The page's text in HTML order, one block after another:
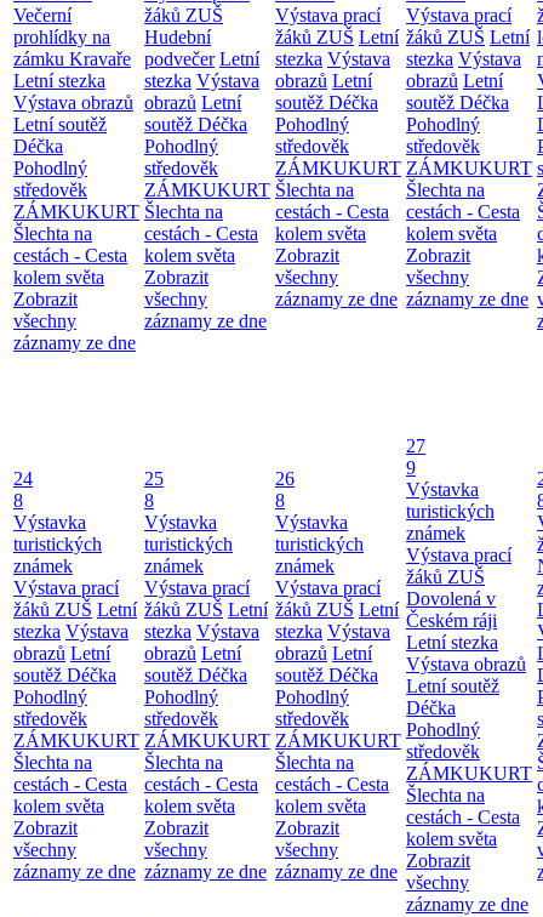
Večerní
prohlídky na
zámku Kravaře
Letní stezka
Výstava obrazů
Letní soutěž
Déčka
Pohodlný
středověk
ZÁMKUKURT
Šlechta na
cestách - Cesta
kolem světa
Zobrazit
všechny
záznamy ze dne
žáků ZUŠ
Hudební
podvečer Letní
stezka Výstava
obrazů Letní
soutěž Déčka
Pohodlný
středověk
ZÁMKUKURT
Šlechta na
cestách - Cesta
kolem světa
Zobrazit
všechny
záznamy ze dne
Výstava prací
žáků ZUŠ Letní
stezka Výstava
obrazů Letní
soutěž Déčka
Pohodlný
středověk
ZÁMKUKURT
Šlechta na
cestách - Cesta
kolem světa
Zobrazit
všechny
záznamy ze dne
Výstava prací
žáků ZUŠ Letní
stezka Výstava
obrazů Letní
soutěž Déčka
Pohodlný
středověk
ZÁMKUKURT
Šlechta na
cestách - Cesta
kolem světa
Zobrazit
všechny
záznamy ze dne
24
8
Výstavka
turistických
známek
Výstava prací
žáků ZUŠ Letní
stezka Výstava
obrazů Letní
soutěž Déčka
Pohodlný
středověk
ZÁMKUKURT
Šlechta na
cestách - Cesta
kolem světa
Zobrazit
všechny
záznamy ze dne
25
8
Výstavka
turistických
známek
Výstava prací
žáků ZUŠ Letní
stezka Výstava
obrazů Letní
soutěž Déčka
Pohodlný
středověk
ZÁMKUKURT
Šlechta na
cestách - Cesta
kolem světa
Zobrazit
všechny
záznamy ze dne
26
8
Výstavka
turistických
známek
Výstava prací
žáků ZUŠ Letní
stezka Výstava
obrazů Letní
soutěž Déčka
Pohodlný
středověk
ZÁMKUKURT
Šlechta na
cestách - Cesta
kolem světa
Zobrazit
všechny
záznamy ze dne
27
9
Výstavka
turistických
známek
Výstava prací
žáků ZUŠ
Dovolená v
Českém ráji
Letní stezka
Výstava obrazů
Letní soutěž
Déčka
Pohodlný
středověk
ZÁMKUKURT
Šlechta na
cestách - Cesta
kolem světa
Zobrazit
všechny
záznamy ze dne